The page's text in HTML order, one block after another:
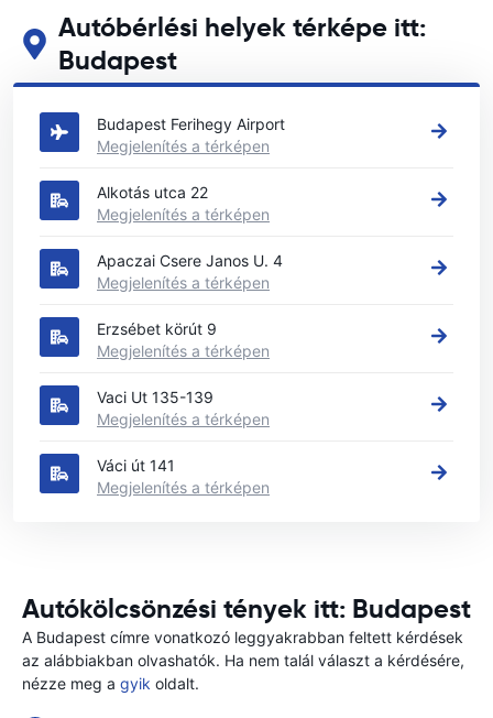
Autóbérlési helyek térképe itt:
Budapest
Tekintse meg fő autóbérlési helyeinket itt: Budapest
Budapest Ferihegy Airport
Megjelenítés a térképen
Alkotás utca 22
Megjelenítés a térképen
Apaczai Csere Janos U. 4
Megjelenítés a térképen
Erzsébet körút 9
Megjelenítés a térképen
Vaci Ut 135-139
Megjelenítés a térképen
Váci út 141
Megjelenítés a térképen
Autókölcsönzési tények itt: Budapest
A Budapest címre vonatkozó leggyakrabban feltett kérdések
az alábbiakban olvashatók. Ha nem talál választ a kérdésére,
nézze meg a gyik oldalt.